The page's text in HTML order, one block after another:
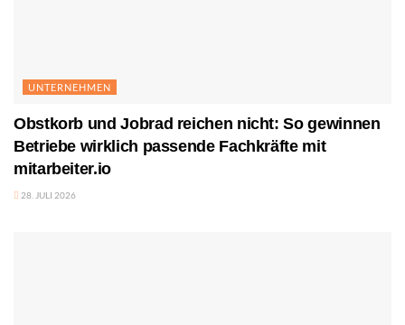
UNTERNEHMEN
Obstkorb und Jobrad reichen nicht: So gewinnen
Betriebe wirklich passende Fachkräfte mit
mitarbeiter.io
28. JULI 2026